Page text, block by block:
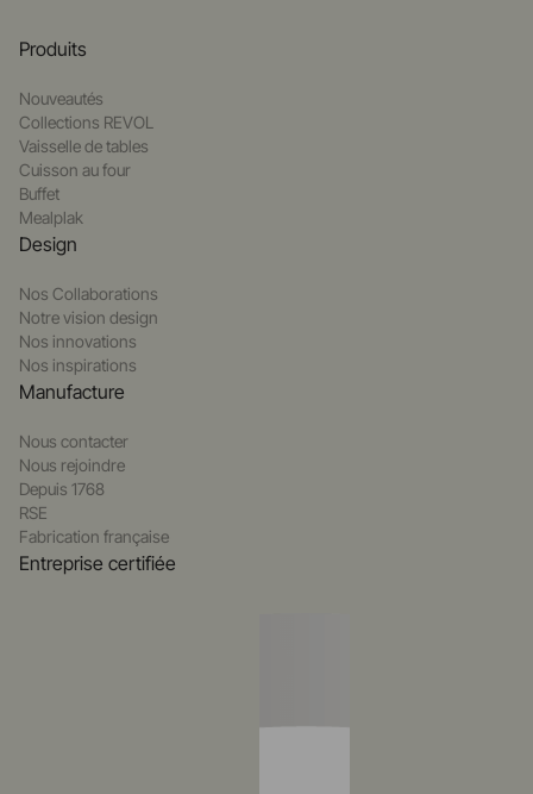
Produits
Nouveautés
Collections REVOL
Vaisselle de tables
Cuisson au four
Buffet
Mealplak
Design
Nos Collaborations
Notre vision design
Nos innovations
Nos inspirations
Manufacture
Nous contacter
Nous rejoindre
Depuis 1768
RSE
Fabrication française
Entreprise certifiée